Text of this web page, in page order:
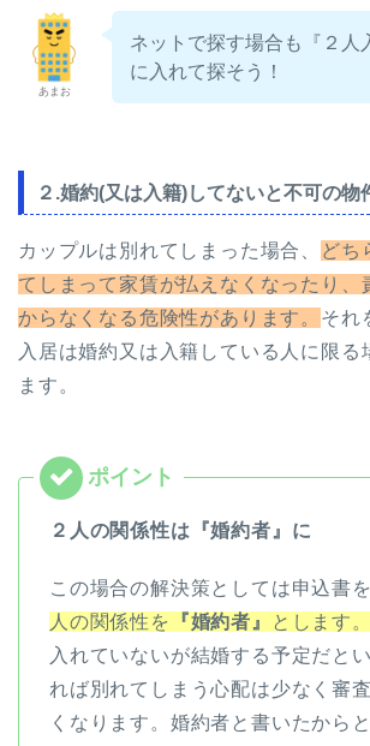
あまお
ネット で探す場合も『２人
に入れて探そう！
２.婚約(又は入籍)してないと不可の物
カップルは別れてしまった場合、
どち
てしまって家賃が払えなくなったり、
からなくなる危険性があります。 それ
入居は婚約又は入籍している人に限る
ます。
２人の関係性は『婚約者』に
この場合の解決策としては申込書を
人の関係性を
『婚約者』 とします。
入れていないが結婚する予定だと
れば別れてしまう心配は少なく審
くなります。婚約者と書いたから